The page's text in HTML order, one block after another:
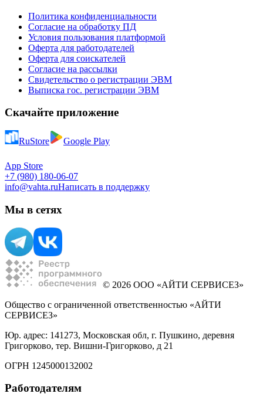
Политика конфиденциальности
Согласие на обработку ПД
Условия пользования платформой
Оферта для работодателей
Оферта для соискателей
Согласие на рассылки
Свидетельство о регистрации ЭВМ
Выписка гос. регистрации ЭВМ
Скачайте приложение
RuStore Google Play
App Store
+7 (980) 180-06-07
info@vahta.ruНаписать в поддержку
Мы в сетях
© 2026 ООО «АЙТИ СЕРВИСЕЗ»
Общество с ограниченной ответственностью «АЙТИ
СЕРВИСЕЗ»
Юр. адрес: 141273, Московская обл, г. Пушкино, деревня
Григорково, тер. Вишни-Григорково, д 21
ОГРН 1245000132002
Работодателям